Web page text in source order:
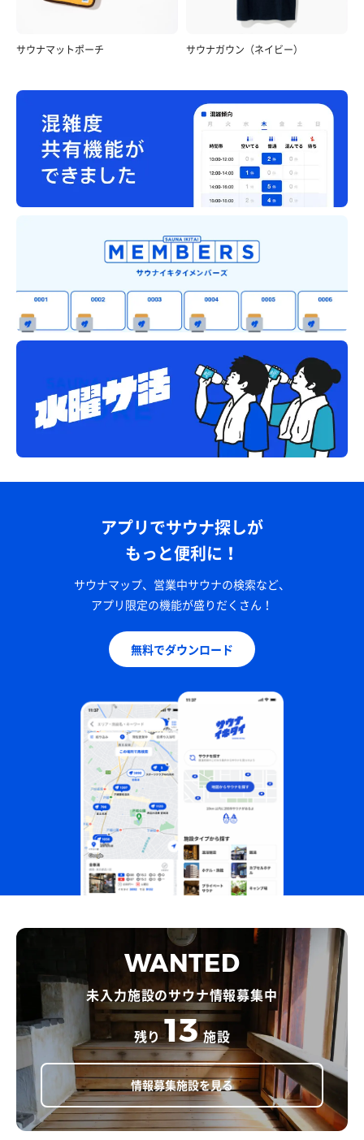
サウナマットポーチ サウナガウン（ネイビー）
アプリでサウナ探しが
もっと便利に！
サウナマップ、営業中サウナの検索など、
アプリ限定の機能が盛りだくさん！
無料でダウンロード
WANTED
未入力施設のサウナ情報募集中
残り 13 施設
情報募集施設を見る